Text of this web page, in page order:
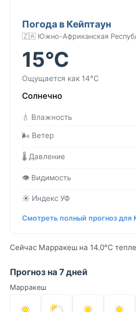
Погода в Кейптаун
🇿🇦 Южно-Африканская
15°C
Ощущается как 14°C
Солнечно
💧 Влажность
🌬️ Ветер
🌡️ Давление
👁️ Видимость
☀️ Индекс УФ
Смотреть полный прогноз для
Сейчас Марракеш на 14.0°C
Прогноз на 7 дней
Марракеш